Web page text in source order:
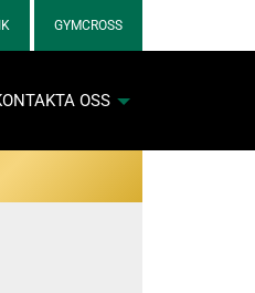
GYMCROSS
OSS